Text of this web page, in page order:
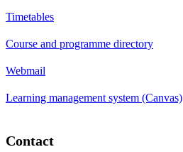
Timetables
Course and programme directory
Webmail
Learning management system (Canvas)
Contact